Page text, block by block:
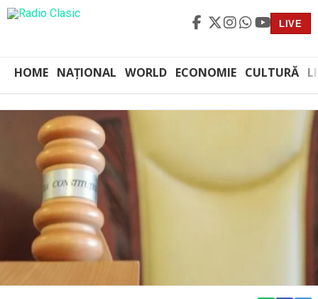
LIVE
HOME NAȚIONAL WORLD ECONOMIE CULTURĂ